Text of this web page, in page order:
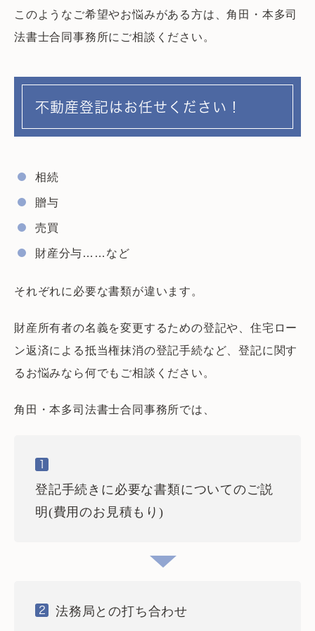
このようなご希望やお悩みがある方は、角田・本多司
法書士合同事務所にご相談ください。
不動産登記はお任せください！
相続
贈与
売買
財産分与……など
それぞれに必要な書類が違います。
財産所有者の名義を変更するための登記や、住宅ロー
ン返済による抵当権抹消の登記手続など、登記に関す
るお悩みなら何でもご相談ください。
角田・本多司法書士合同事務所では、
登記手続きに必要な書類についてのご説
明(費用のお見積もり)
2 法務局との打ち合わせ